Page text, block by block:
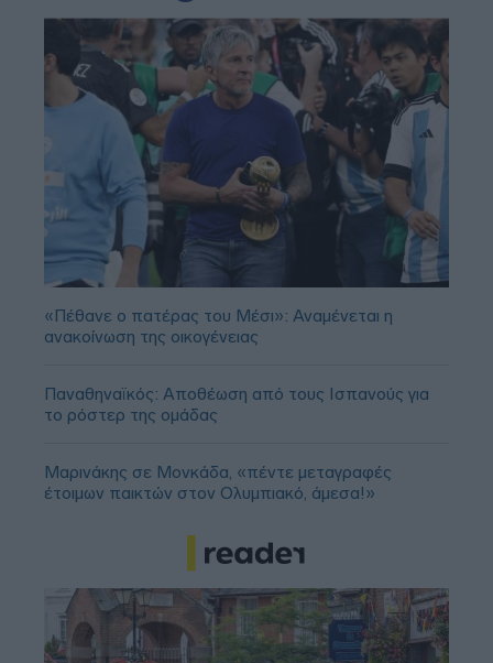
«Πέθανε ο πατέρας του Μέσι»: Αναμένεται η
ανακοίνωση της οικογένειας
Παναθηναϊκός: Αποθέωση από τους Ισπανούς για
το ρόστερ της ομάδας
Μαρινάκης σε Μονκάδα, «πέντε μεταγραφές
έτοιμων παικτών στον Ολυμπιακό, άμεσα!»